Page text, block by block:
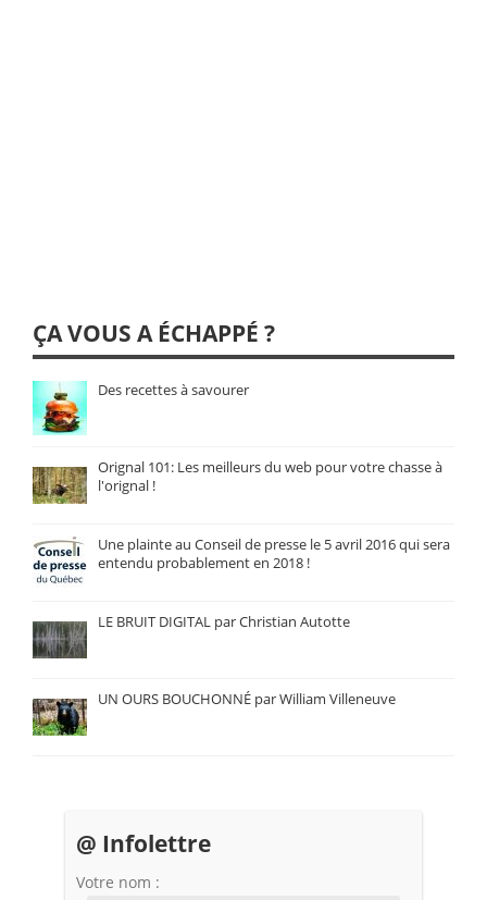
ÇA VOUS A ÉCHAPPÉ ?
Des recettes à savourer
Orignal 101: Les meilleurs du web pour votre chasse à
l'orignal !
Une plainte au Conseil de presse le 5 avril 2016 qui sera
entendu probablement en 2018 !
LE BRUIT DIGITAL par Christian Autotte
UN OURS BOUCHONNÉ par William Villeneuve
@ Infolettre
Votre nom :